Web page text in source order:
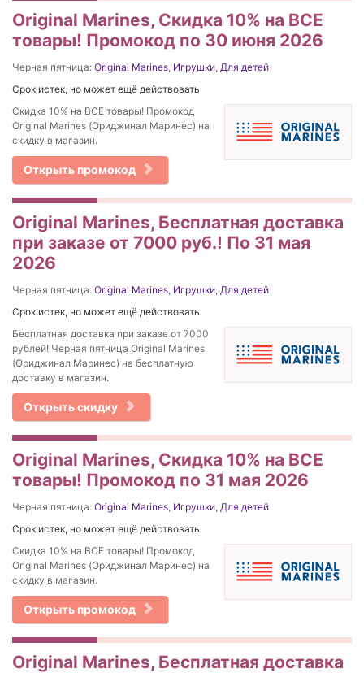
Original Marines, Скидка 10% на ВСЕ
товары! Промокод по 30 июня 2026
Черная пятница: Original Marines, Игрушки, Для детей
Срок истек, но может ещё действовать
Скидка 10% на ВСЕ товары! Промокод
Original Marines (Ориджинал Маринес) на
скидку в магазин.
Открыть промокод
Original Marines, Бесплатная доставка
при заказе от 7000 руб.! По 31 мая
2026
Черная пятница: Original Marines, Игрушки, Для детей
Срок истек, но может ещё действовать
Бесплатная доставка при заказе от 7000
рублей! Черная пятница Original Marines
(Ориджинал Маринес) на бесплатную
доставку в магазин.
Открыть скидку
Original Marines, Скидка 10% на ВСЕ
товары! Промокод по 31 мая 2026
Черная пятница: Original Marines, Игрушки, Для детей
Срок истек, но может ещё действовать
Скидка 10% на ВСЕ товары! Промокод
Original Marines (Ориджинал Маринес) на
скидку в магазин.
Открыть промокод
Original Marines, Бесплатная доставка